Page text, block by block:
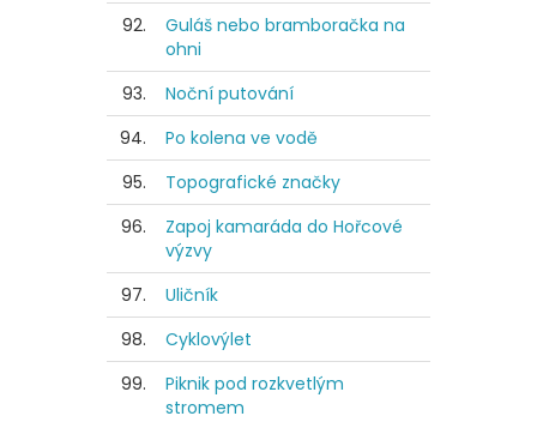
92.
Guláš nebo bramboračka na
ohni
93.
Noční putování
94.
Po kolena ve vodě
95.
Topografické značky
96.
Zapoj kamaráda do Hořcové
výzvy
97.
Uličník
98.
Cyklovýlet
99.
Piknik pod rozkvetlým
stromem